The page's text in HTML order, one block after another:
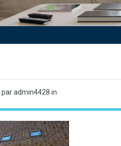
par admin4428 in